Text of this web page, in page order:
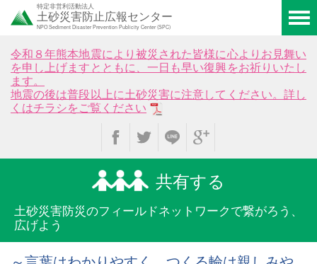
特定非営利活動法人
土砂災害防止広報センター
NPO Sediment Disaster Prevention Publicity Center (SPC)
令和８年熊本地震により被災された皆様に心よりお見舞い
を申し上げますとともに、一日も早い復興をお祈りいたし
ます。
地震の後は普段以上に土砂災害に注意してください。詳し
くはチラシをご覧ください
共有する
土砂災害防災のフィールドネットワークで繋がろう、
広げよう